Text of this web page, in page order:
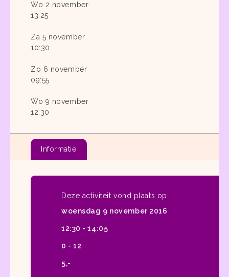
Wo 2 november
13:25
Za 5 november
10:30
Zo 6 november
09:55
Wo 9 november
12:30
Informatie
Deze activiteit vond plaats op
woensdag 9 november 2016
12:30 - 14:05
0 - 12
5,-